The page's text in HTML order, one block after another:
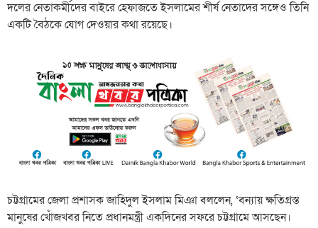
দলের নেতাকর্মীদের বাইরে হেফাজতে ইসলামের শীর্ষ নেতাদের সঙ্গেও তিনি
একটি বৈঠকে যোগ দেওয়ার কথা রয়েছে।
চট্টগ্রামের জেলা প্রশাসক জাহিদুল ইসলাম মিঞা বললেন, ‘বন্যায় ক্ষতিগ্রস্ত
মানুষের খোঁজখবর নিতে প্রধানমন্ত্রী একদিনের সফরে চট্টগ্রামে আসছেন।